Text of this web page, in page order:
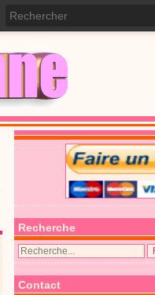
Recherche
Contact